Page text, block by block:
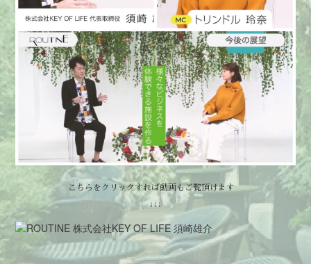
こちらをクリックすれば動画もご覧頂けます
↓↓↓